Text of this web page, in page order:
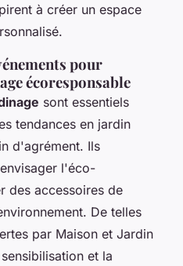
à créer un espace
pour
écoresponsable
sont essentiels
tendances en jardin
d'agrément. Ils
l'éco-
des accessoires de
De telles
par Maison et Jardin
et la